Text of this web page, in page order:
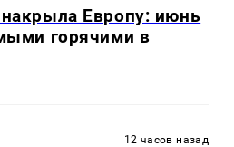
Европу: июнь
горячими в
12 часов назад